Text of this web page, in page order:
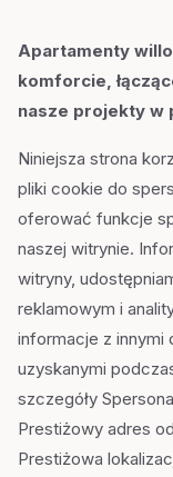
Apartamenty
komforcie,
nasze projekty w
Niniejsza strona
pliki cookie do
oferować funkcje
naszej witrynie.
witryny,
reklamowym i
informacje z innymi
uzyskanymi
szczegóły
Prestiżowy adres
Prestiżowa